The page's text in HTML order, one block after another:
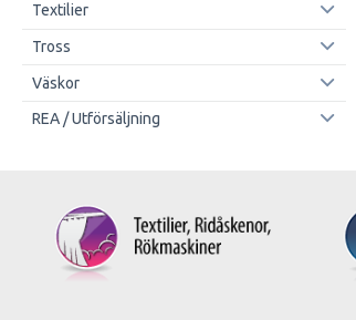
Textilier
Tross
Väskor
REA / Utförsäljning